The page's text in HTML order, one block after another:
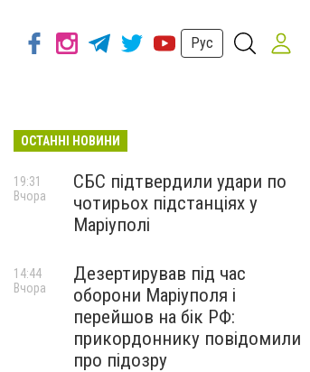
Рус
ОСТАННІ НОВИНИ
СБС підтвердили удари по
чотирьох підстанціях у
Маріуполі
19:31
Вчора
Дезертирував під час
оборони Маріуполя і
перейшов на бік РФ:
прикордоннику повідомили
про підозру
14:44
Вчора